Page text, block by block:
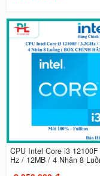
CPU Intel Core i3
Hz / 12MB / 4 Nhân 8